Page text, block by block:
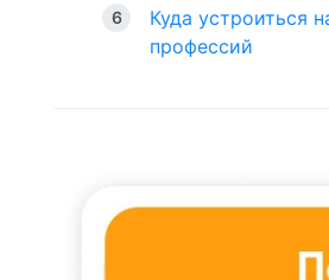
Куда устроиться
профессий